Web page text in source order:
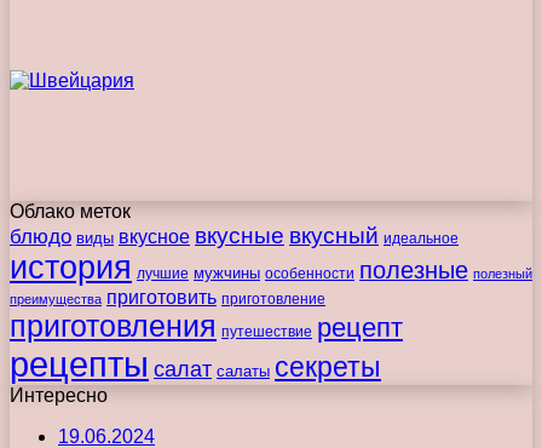
Облако меток
блюдо виды вкусное вкусные вкусный идеальное
история лучшие мужчины особенности полезные полезный
преимущества приготовить приготовление
приготовления путешествие рецепт
рецепты салат салаты секреты
Интересно
19.06.2024